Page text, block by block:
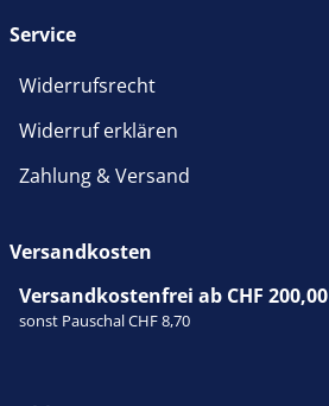
Service
Widerrufsrecht
Widerruf erklären
Zahlung & Versand
Versandkosten
Versandkostenfrei ab CHF 200,00
sonst Pauschal CHF 8,70